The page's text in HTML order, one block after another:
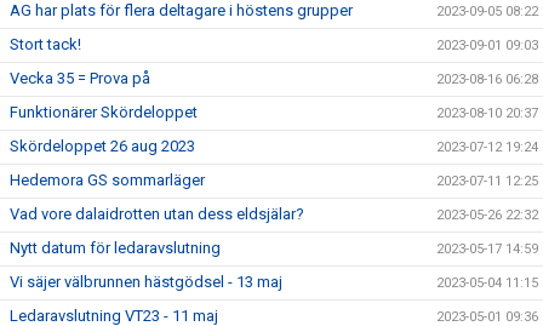
AG har plats för flera deltagare i höstens grupper 2023-09-05 08:22
Stort tack! 2023-09-01 09:03
Vecka 35 = Prova på 2023-08-16 06:28
Funktionärer Skördeloppet 2023-08-10 20:37
Skördeloppet 26 aug 2023 2023-07-12 19:24
Hedemora GS sommarläger 2023-07-11 12:25
Vad vore dalaidrotten utan dess eldsjälar? 2023-05-26 22:32
Nytt datum för ledaravslutning 2023-05-17 14:59
Vi säjer välbrunnen hästgödsel - 13 maj 2023-05-04 11:15
Ledaravslutning VT23 - 11 maj 2023-05-01 09:36